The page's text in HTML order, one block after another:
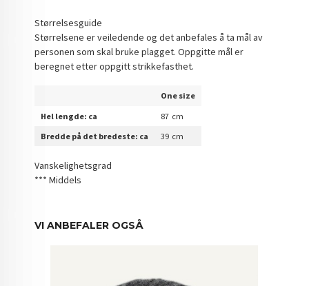
Størrelsesguide
Størrelsene er veiledende og det anbefales å ta mål av
personen som skal bruke plagget. Oppgitte mål er
beregnet etter oppgitt strikkefasthet.
One size
Hel lengde: ca
87 cm
Bredde på det bredeste: ca
39 cm
Vanskelighetsgrad
*** Middels
VI ANBEFALER OGSÅ